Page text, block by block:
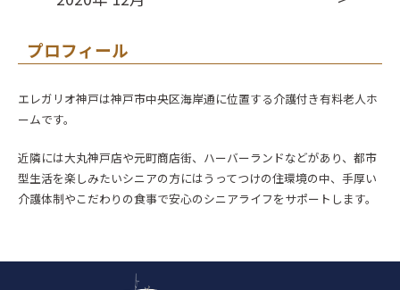
プロフィール
エレガリオ神戸は神戸市中央区海岸通に位置する介護付き有料老人ホ
ームです。
近隣には大丸神戸店や元町商店街、ハーバーランドなどがあり、都市
型生活を楽しみたいシニアの方にはうってつけの住環境の中、手厚い
介護体制やこだわりの食事で安心のシニアライフをサポートします。